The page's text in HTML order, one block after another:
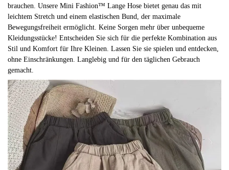
brauchen. Unsere Mini Fashion™ Lange Hose bietet genau das mit
leichtem Stretch und einem elastischen Bund, der maximale
Bewegungsfreiheit ermöglicht. Keine Sorgen mehr über unbequeme
Kleidungsstücke! Entscheiden Sie sich für die perfekte Kombination aus
Stil und Komfort für Ihre Kleinen. Lassen Sie sie spielen und entdecken,
ohne Einschränkungen. Langlebig und für den täglichen Gebrauch
gemacht.